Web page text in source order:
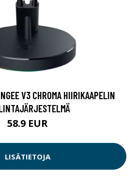
V3 CHROMA HIIRIKAAPELIN
58.9 EUR
LISÄTIETOJA